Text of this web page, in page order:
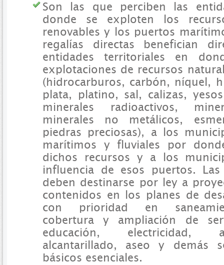
Son las que perciben las
donde se exploten los
renovables y los puertos
regalías directas benefician
entidades territoriales en
explotaciones de recursos
(hidrocarburos, carbón, níquel,
plata, platino, sal, calizas,
minerales radioactivos,
minerales no metálicos,
piedras preciosas), a los
marítimos y fluviales por
dichos recursos y a los
influencia de esos puertos. Las
deben destinarse por ley a
contenidos en los planes de
con prioridad en
cobertura y ampliación de
educación, electricidad,
alcantarillado, aseo y demás
básicos esenciales.